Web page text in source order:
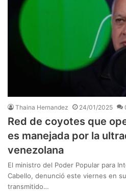
Thaina Hernandez 24/01/2025
Red de coyotes que
es manejada por la
venezolana
El ministro del Poder Popular para
Cabello, denunció este viernes en
transmitido…